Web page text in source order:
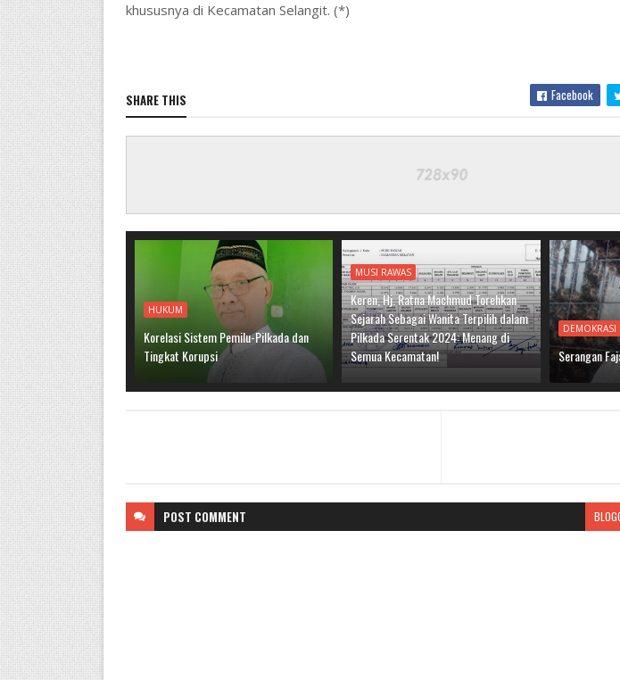
khususnya di Kecamatan Selangit. (*)
SHARE THIS Facebook
HUKUM
Korelasi Sistem Pemilu-Pilkada dan
Tingkat Korupsi
MUSI RAWAS
Keren, Hj. Ratna Machmud Torehkan
Sejarah Sebagai Wanita Terpilih dalam
Pilkada Serentak 2024: Menang di
Semua Kecamatan!
DEMOKRASI
Serangan
POST COMMENT